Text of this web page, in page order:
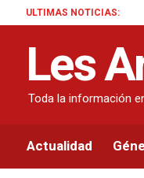
ULTIMAS NOTICIAS:
Les
Toda la información
Actualidad